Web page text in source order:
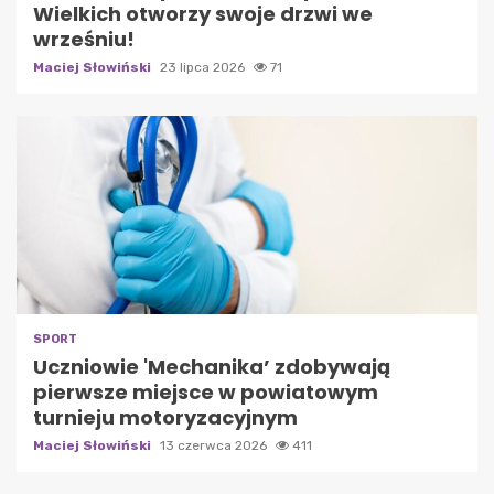
Wielkich otworzy swoje drzwi we
wrześniu!
Maciej Słowiński 23 lipca 2026 71
SPORT
Uczniowie 'Mechanika’ zdobywają
pierwsze miejsce w powiatowym
turnieju motoryzacyjnym
Maciej Słowiński 13 czerwca 2026 411